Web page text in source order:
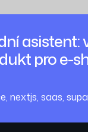
asistent:
pro e-
, nextjs, saas,